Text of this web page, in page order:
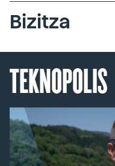
Bizitza
TEKNOPOLIS